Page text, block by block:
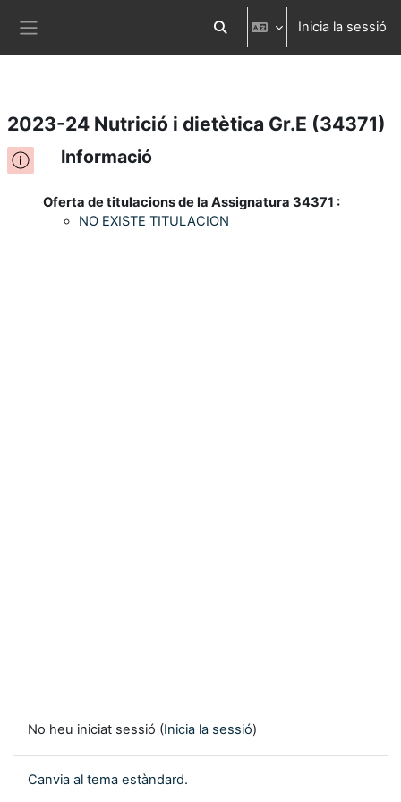
Ves al contingut principal Commuta l'entrada de la cerca
Inicia la sessió
2023-24 Nutrició i dietètica Gr.E (34371)
Informació
Oferta de titulacions de la Assignatura 34371 :
NO EXISTE TITULACION
No heu iniciat sessió (Inicia la sessió)
Canvia al tema estàndard.